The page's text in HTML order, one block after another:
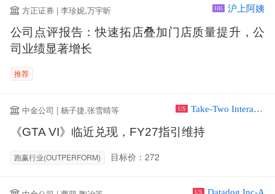
方正证券 | 李珍妮,万宇昕 HK 沪上阿姨
公司点评报告：快速拓店叠加门店质量提升，公
司业绩显著增长
推荐
中金公司 | 杨子捷,张雪晴等 US Take-Two Interactive Software Inc
《GTA VI》临近兑现，FY27指引维持
跑赢行业(OUTPERFORM) 目标价：272
US Datadog Inc-A